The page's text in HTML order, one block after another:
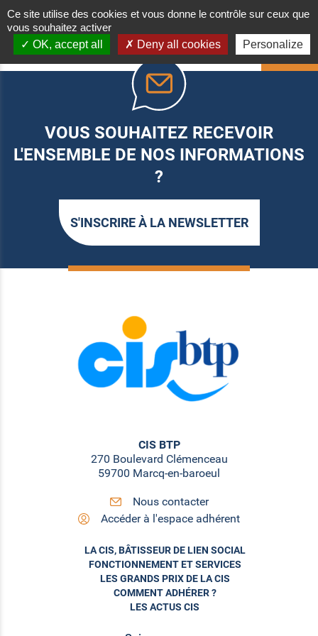
HAUT
VOUS SOUHAITEZ RECEVOIR
L'ENSEMBLE DE NOS INFORMATIONS
?
S'INSCRIRE À LA NEWSLETTER
CIS BTP
270 Boulevard Clémenceau
59700 Marcq-en-baroeul
Nous contacter
Accéder à l'espace adhérent
LA CIS, BÂTISSEUR DE LIEN SOCIAL
FONCTIONNEMENT ET SERVICES
LES GRANDS PRIX DE LA CIS
COMMENT ADHÉRER ?
LES ACTUS CIS
Ce site utilise des cookies et vous donne le contrôle sur ceux que
vous souhaitez activer
OK, accept all
Deny all cookies Personalize